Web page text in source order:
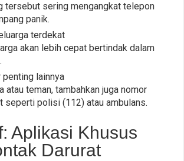
tersebut sering mengangkat telepon
panik.
terdekat
akan lebih cepat bertindak dalam
penting lainnya
atau teman, tambahkan juga nomor
seperti polisi (112) atau ambulans.
Aplikasi Khusus
Darurat